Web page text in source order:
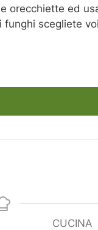
orecchiette ed
funghi scegliete
CUCINA